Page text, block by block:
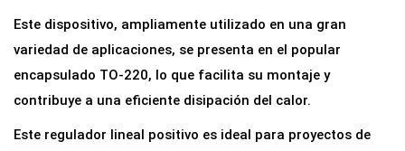
s
Este dispositivo, ampliamente utilizado en una gran
variedad de aplicaciones, se presenta en el popular
encapsulado TO-220, lo que facilita su montaje y
contribuye a una eficiente disipación del calor.
Este regulador lineal positivo es ideal para proyectos de